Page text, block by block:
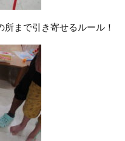
まで引き寄せるルール！